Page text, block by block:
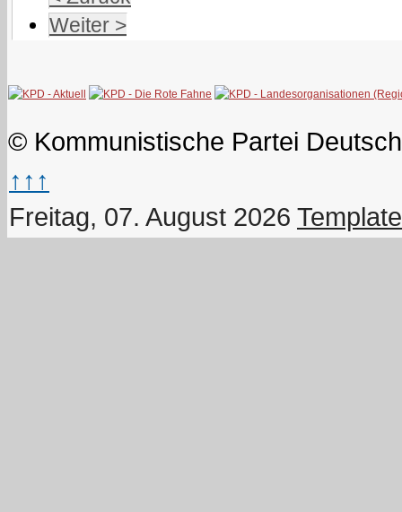
Weiter >
© Kommunistische Partei
↑↑↑
Freitag, 07. August 2026